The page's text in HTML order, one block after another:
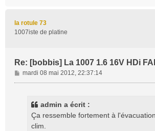
la rotule 73
1007iste de platine
Re: [bobbis] La 1007 1.6 16V HDi
M
e
mardi 08 mai 2012, 22:37:14
admin a écrit :
Ça ressemble fortement à
clim.